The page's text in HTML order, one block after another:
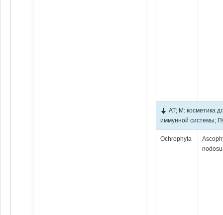
АТ; М: косметика
иммунной системы;
Ochrophyta